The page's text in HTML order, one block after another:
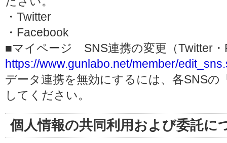
・Twitter
・Facebook
■マイページ SNS連携の変更（Twitter・
https://www.gunlabo.net/member/
データ連携を無効にするには、各SNS
してください。
個人情報の共同利用および委託に